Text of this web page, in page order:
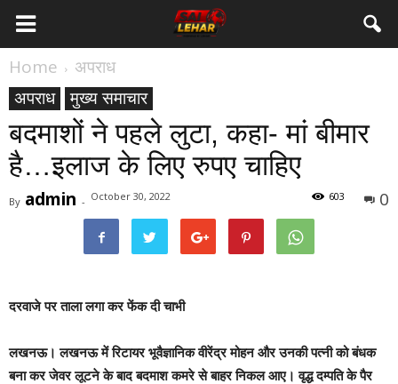
Home
अपराध
अपराध
मुख्य समाचार
बदमाशों ने पहले लुटा, कहा- मां बीमार
है…इलाज के लिए रुपए चाहिए
By admin - October 30, 2022 0
603
दरवाजे पर ताला लगा कर फेंक दी चाभी
लखनऊ। लखनऊ में रिटायर भूवैज्ञानिक वीरेंद्र मोहन और उनकी पत्नी को बंधक
बना कर जेवर लूटने के बाद बदमाश कमरे से बाहर निकल आए। वृद्ध दम्पति के पैर